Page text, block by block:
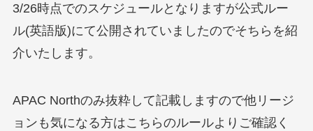
3/26時点でのスケジュールとなりますが公式ルー
ル(英語版)にて公開されていましたのでそちらを紹
介いたします。
APAC Northのみ抜粋して記載しますので他リージ
ョンも気になる方はこちらのルールよりご確認く